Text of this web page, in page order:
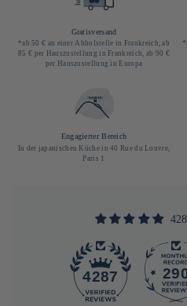
Gratisversand
*ab 50 € an einer Abholstelle in Frankreich, ab
85 € per Hauszustellung in Frankreich, ab 90 €
per Hauszustellung in Europa
Engagierter Bereich
In der japanischen Küche in 40 Rue du Louvre,
Paris 1
290